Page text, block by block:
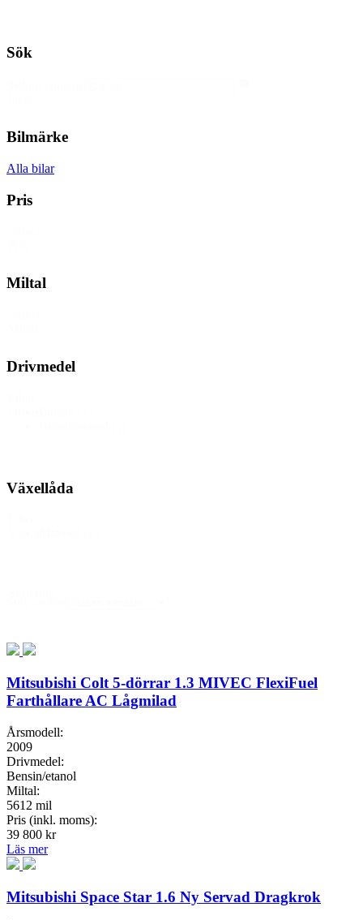
Sök
Bilmärke
Alla bilar
Pris
Miltal
Drivmedel
Växellåda
Mitsubishi Colt 5-dörrar 1.3 MIVEC FlexiFuel
Farthållare AC Lågmilad
Årsmodell:
2009
Drivmedel:
Bensin/etanol
Miltal:
5612 mil
Pris (inkl. moms):
39 800 kr
Läs mer
Mitsubishi Space Star 1.6 Ny Servad Dragkrok